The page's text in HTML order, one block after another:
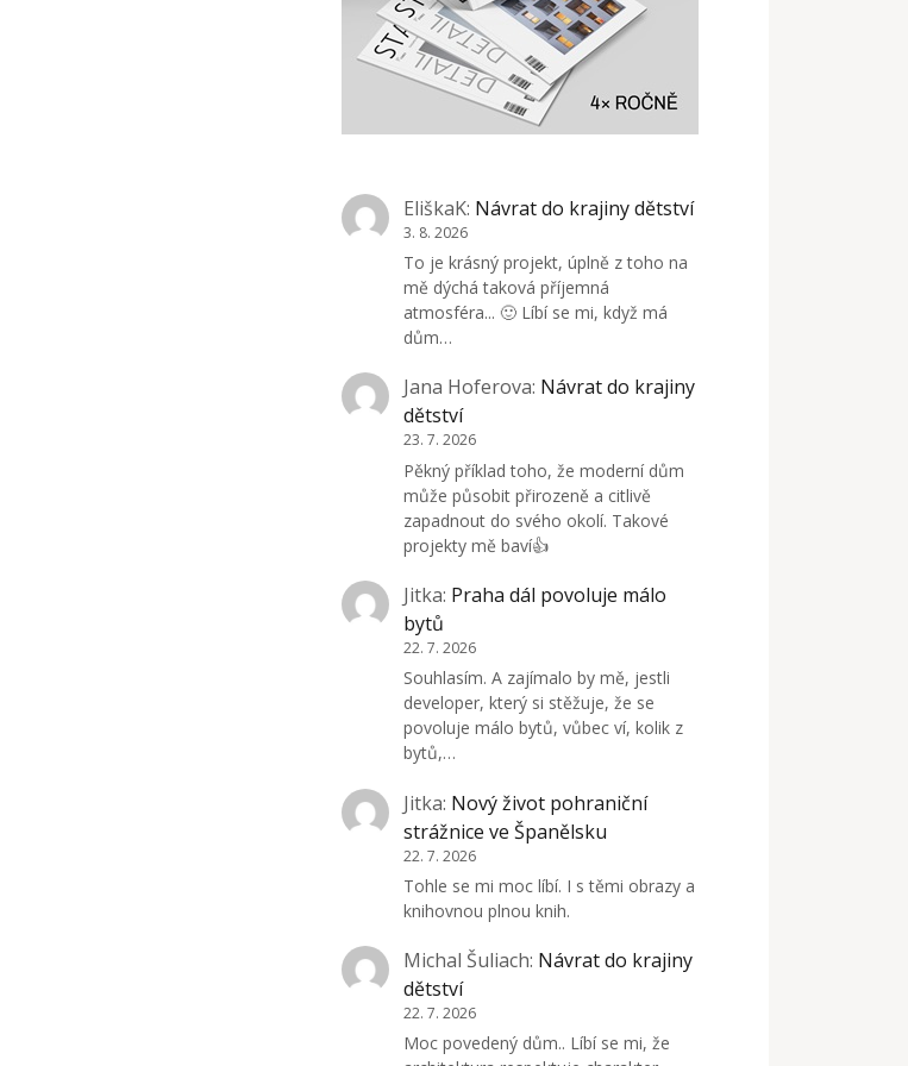
EliškaK: Návrat do krajiny dětství
3. 8. 2026
To je krásný projekt, úplně z toho na
mě dýchá taková příjemná
atmosféra... 🙂 Líbí se mi, když má
dům…
Jana Hoferova: Návrat do krajiny
dětství
23. 7. 2026
Pěkný příklad toho, že moderní dům
může působit přirozeně a citlivě
zapadnout do svého okolí. Takové
projekty mě baví👍
Jitka: Praha dál povoluje málo
bytů
22. 7. 2026
Souhlasím. A zajímalo by mě, jestli
developer, který si stěžuje, že se
povoluje málo bytů, vůbec ví, kolik z
bytů,…
Jitka: Nový život pohraniční
strážnice ve Španělsku
22. 7. 2026
Tohle se mi moc líbí. I s těmi obrazy a
knihovnou plnou knih.
Michal Šuliach: Návrat do krajiny
dětství
22. 7. 2026
Moc povedený dům.. Líbí se mi, že